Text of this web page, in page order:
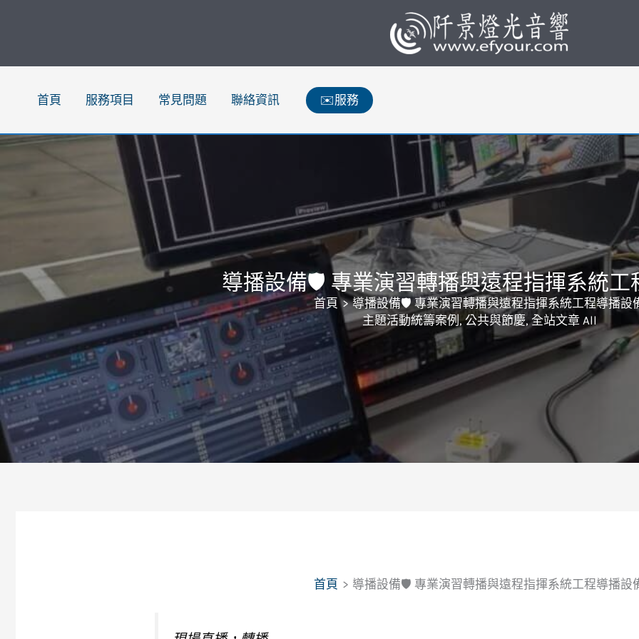
首頁 服務項目 常見問題 聯絡資訊 ✉️服務
導播設備🛡️ 專業演習轉播與遠程指揮系統工
首頁
導播設備🛡️ 專業演習轉播與遠程指揮系統工程導播設
主題活動統籌案例,公共與節慶,全站文章 All
首頁 導播設備🛡️ 專業演習轉播與遠程指揮系統工程導播設